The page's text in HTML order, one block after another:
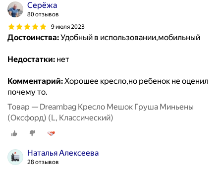
Серёжа
80 отзывов
9 июля 2023
Достоинства:Удобный в использовании,мобильный
Недостатки: нет
Комментарий:Хорошее кресло,но ребенок не оценил
почему то.
Товар — Dreambag Кресло Мешок Груша Миньены
(Оксфорд) (L, Классический)
Наталья Алексеева
28 отзывов